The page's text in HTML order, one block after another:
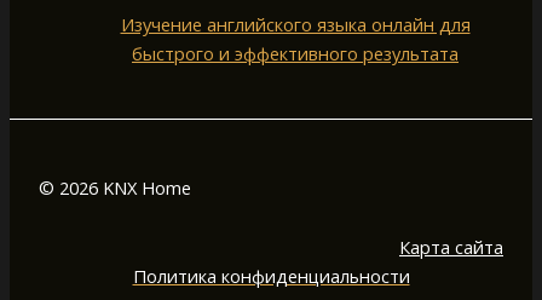
Изучение английского языка онлайн для
быстрого и эффективного результата
© 2026 KNX Home
Карта сайта
Политика конфиденциальности